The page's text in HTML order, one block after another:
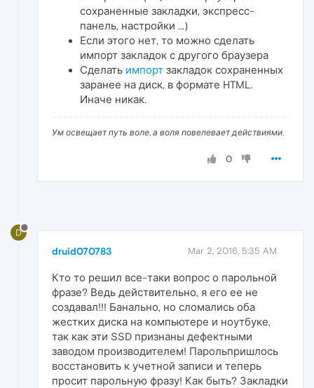
сохраненные закладки, экспресс-
панель, настройки ...)
Если этого нет, то можно сделать
импорт закладок с другого браузера
Сделать импорт закладок сохраненных
заранее на диск, в формате HTML.
Иначе никак.
Ум освещает путь воле, а воля повелевает действиями.
0
D
druid070783 Mar 2, 2016, 5:35 AM
Кто то решил все-таки вопрос о парольной
фразе? Ведь действительно, я его ее не
создавал!!! Банально, но сломались оба
жестких диска на компьютере и ноутбуке,
так как эти SSD признаны дефектными
заводом производителем! Парольпришлось
восстановить к учетной записи и теперь
просит парольную фразу! Как быть? Закладки